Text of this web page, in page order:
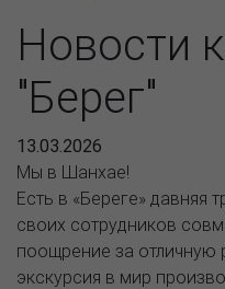
Новости
"Берег"
13.03.2026
Мы в Шанхае!
Есть в «Береге» давняя
своих сотрудников
поощрение за отличную
экскурсия в мир